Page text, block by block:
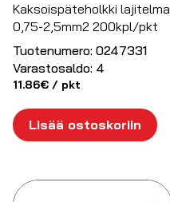
Kaksoispäteholkki lajitelma
0,75-2,5mm2 200kpl/pkt
Tuotenumero: 0247331
Varastosaldo: 4
11.86€ / pkt
Lisää ostoskoriin